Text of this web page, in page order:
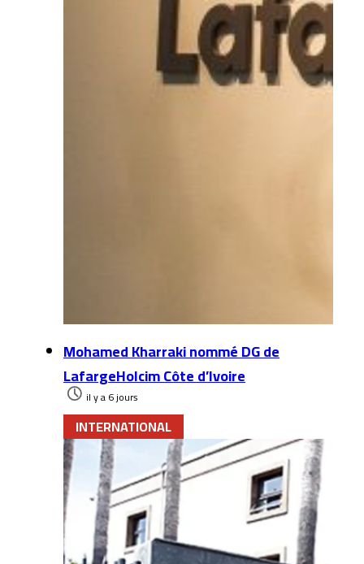
Mohamed Kharraki nommé DG de
LafargeHolcim Côte d’Ivoire
il y a 6 jours
INTERNATIONAL